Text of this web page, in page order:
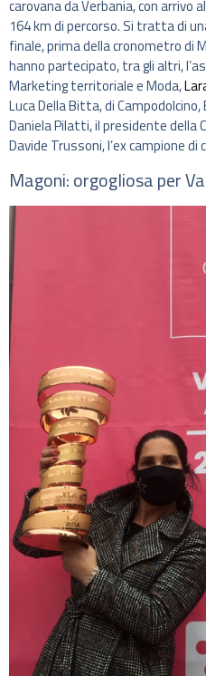
carovana da Verbania, con arrivo
164 km di percorso. Si tratta di
finale, prima della cronometro di
hanno partecipato, tra gli altri,
Marketing territoriale e Moda,
Luca Della Bitta, di
Daniela Pilatti, il presidente della
Davide Trussoni, l’ex campione
Magoni: orgogliosa per